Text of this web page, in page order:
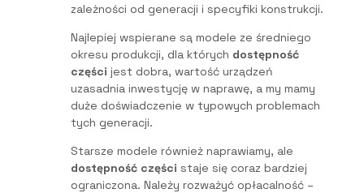
zależności od generacji i specyfiki konstrukcji.
Najlepiej wspierane są modele ze średniego
okresu produkcji, dla których dostępność
części jest dobra, wartość urządzeń
uzasadnia inwestycję w naprawę, a my mamy
duże doświadczenie w typowych problemach
tych generacji.
Starsze modele również naprawiamy, ale
dostępność części staje się coraz bardziej
ograniczona. Należy rozważyć opłacalność –